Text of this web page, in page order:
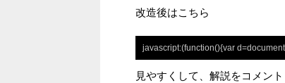
改造後はこちら
javascript:(function(){var
見やすくして、解説をコメン